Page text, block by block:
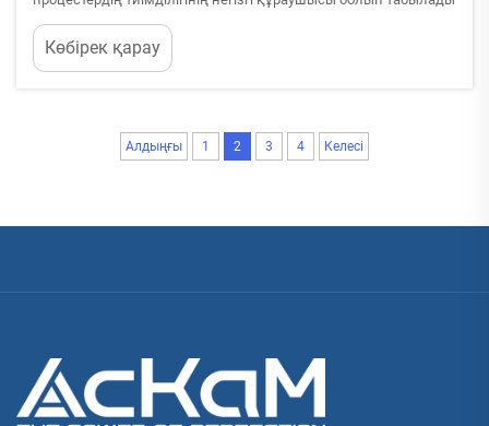
және ол тікелей жұмыс істеу үздіксіздігіне, қауіпсіздікке және
тиімділікке әсер етеді. Дәлелденген техникалық қызмет
Көбірек қарау
Алдыңғы 1 2 3 4 Келесі